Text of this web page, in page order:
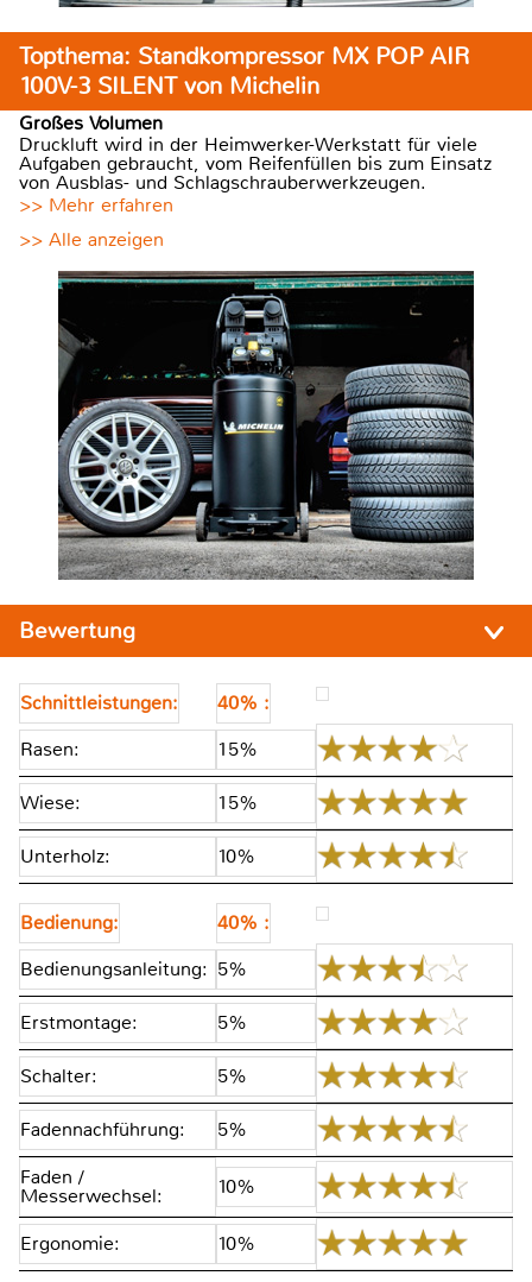
Topthema: Standkompressor MX POP AIR
100V-3 SILENT von Michelin
Großes Volumen
Druckluft wird in der Heimwerker-Werkstatt für viele
Aufgaben gebraucht, vom Reifenfüllen bis zum Einsatz
von Ausblas- und Schlagschrauberwerkzeugen.
>> Mehr erfahren
>> Alle anzeigen
Bewertung
Schnittleistungen:
40% :
Rasen:
15%
Wiese: 15%
Unterholz: 10%
Bedienung:
40% :
Bedienungsanleitung: 5%
Erstmontage: 5%
Schalter: 5%
Fadennachführung:
5%
Faden /
Messerwechsel: 10%
Ergonomie: 10%